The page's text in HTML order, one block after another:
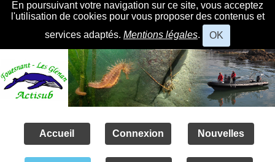
En poursuivant votre navigation sur ce site, vous acceptez
l'utilisation de cookies pour vous proposer des contenus et
services adaptés. Mentions légales. OK
Accueil Connexion Nouvelles